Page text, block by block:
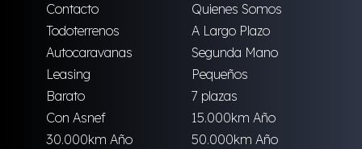
Contacto
Quienes Somos
Todoterrenos
A Largo Plazo
Autocaravanas
Segunda Mano
Leasing
Pequeños
Barato
7 plazas
Con Asnef
15.000km Año
30.000km Año
50.000km Año